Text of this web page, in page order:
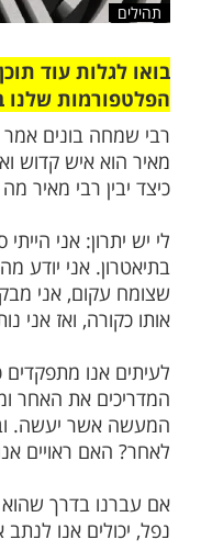
עוד תוכן
שלנו
בונים אמר פעם
קדוש ואינו
רבי מאיר מה חסר
אני הייתי סוחר
אני יודע מהו חטא.
אני מבקע את